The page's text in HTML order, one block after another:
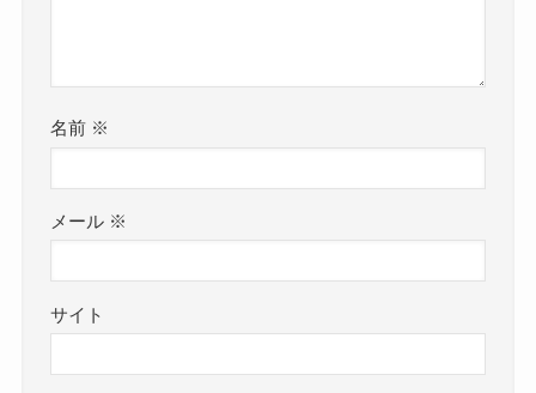
る？在庫あり店舗調査
みいるかイルカぬいぐるみはどこ
ゃん卒業はなぜ？
名前 ※
メール ※
サイト